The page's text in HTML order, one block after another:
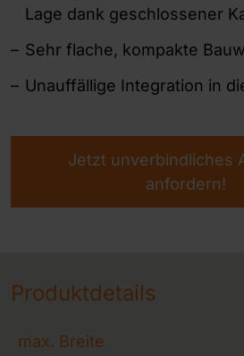
Lage dank geschlossener
Sehr flache, kompakte
Unauffällige Integration in
Jetzt unverbindliches
anfordern!
Produktdetails
max. Breite